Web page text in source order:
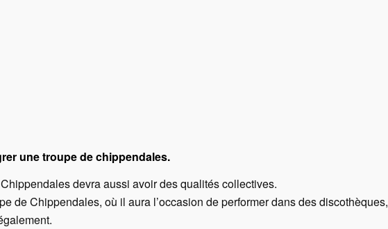
une troupe de chippendales.
devra aussi avoir des qualités collectives.
de Chippendales, où il aura l’occasion de performer dans des discothèques,